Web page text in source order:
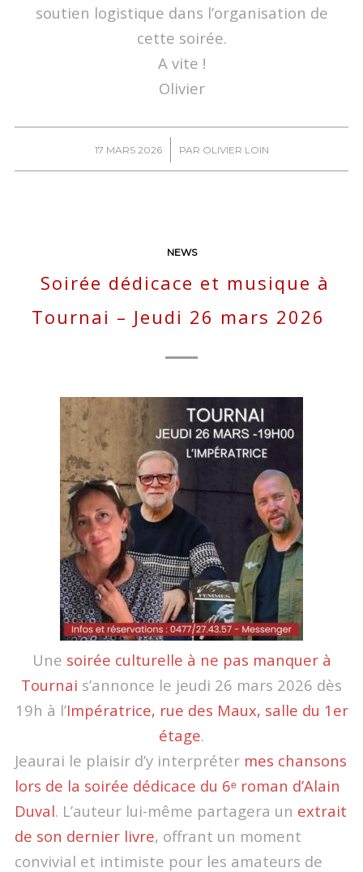
soutien logistique dans l’organisation de
cette soirée.
A vite !
Olivier
17 MARS 2026
/ PAR OLIVIER LOIN
NEWS
Soirée dédicace et musique à
Tournai – Jeudi 26 mars 2026
Une soirée culturelle à ne pas manquer à
Tournai s’annonce le jeudi 26 mars 2026 dès
19h à l’Impératrice, rue des Maux, salle du 1er
étage.
Jeaurai le plaisir d’y interpréter mes chansons
lors de la soirée dédicace du 6ᵉ roman d’Alain
Duval. L’auteur lui-même partagera un extrait
de son dernier livre, offrant un moment
convivial et intimiste pour les amateurs de